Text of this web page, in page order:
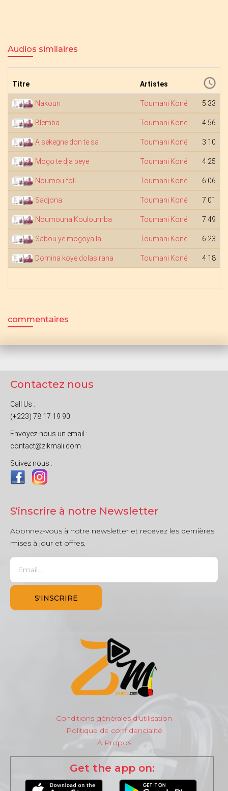
Audios similaires
Titre Artistes
Nakoun Toumani Koné 5:33
Blemba Toumani Koné 4:56
A sekegne don te sa Toumani Koné 3:10
Mogo te dja beye Toumani Koné 4:25
Noumou foli Toumani Koné 6:06
Sadjona Toumani Koné 7:01
Noumouna Kouloumba Toumani Koné 7:49
Sabou ye mogoya la Toumani Koné 6:23
Domina koye dolasirana Toumani Koné 4:18
commentaires
Contactez nous
Call Us :
(+223) 78 17 19 90
Envoyez-nous un email :
contact@zikmali.com
Suivez nous :
S'inscrire à notre Newsletter
Abonnez-vous à notre newsletter et recevez les dernières
mises à jour et offres.
Conditions générales d'utilisation
Politique de confidencialité
À Propos
Get the app on: